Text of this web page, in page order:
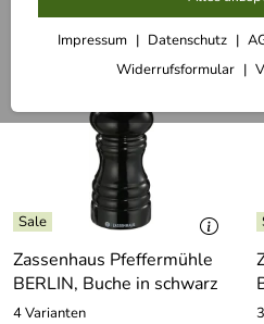
Impressum Datenschutz
Widerrufsformular
Passend dazu
Zassenhaus Pfeffermühle
BERLIN, Buche in schwarz
4 Varianten